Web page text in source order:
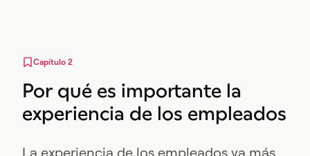
Capítulo 2
Por qué es importante la
experiencia de los empleados
La experiencia de los empleados va más